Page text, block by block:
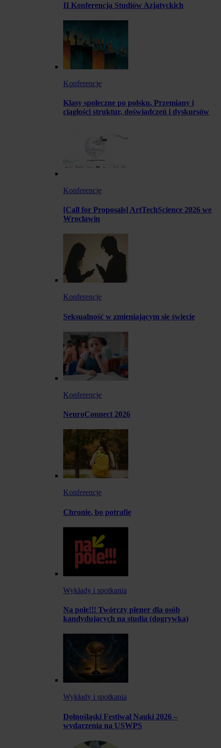
II Konferencja Studiów Azjatyckich
Konferencje
Klasy społeczne po polsku. Przemiany i
ciągłości struktur, doświadczeń i dyskursów
Konferencje
[Call for Proposals] ArtTechScience 2026 we
Wrocławiu
Konferencje
Seksualność w zmieniającym się świecie
Konferencje
NeuroConnect 2026
Konferencje
Chronię, bo potrafię
Wykłady i spotkania
Na pole!!! Twórczy plener dla osób
kandydujących na studia (dogrywka)
Wykłady i spotkania
Dolnośląski Festiwal Nauki 2026 –
wydarzenia na USWPS